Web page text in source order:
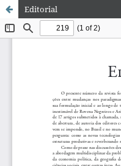
Editorial